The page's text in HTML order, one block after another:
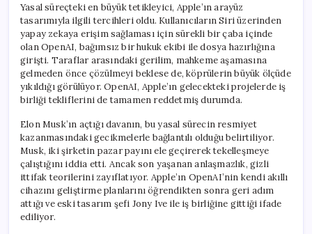
Yasal süreçteki en büyük tetikleyici, Apple’ın arayüz
tasarımıyla ilgili tercihleri oldu. Kullanıcıların Siri üzerinden
yapay zekaya erişim sağlaması için sürekli bir çaba içinde
olan OpenAI, bağımsız bir hukuk ekibi ile dosya hazırlığına
girişti. Taraflar arasındaki gerilim, mahkeme aşamasına
gelmeden önce çözülmeyi beklese de, köprülerin büyük ölçüde
yıkıldığı görülüyor. OpenAI, Apple’ın gelecekteki projelerde iş
birliği tekliflerini de tamamen reddetmiş durumda.
Elon Musk’ın açtığı davanın, bu yasal sürecin resmiyet
kazanmasındaki gecikmelerle bağlantılı olduğu belirtiliyor.
Musk, iki şirketin pazar payını ele geçirerek tekelleşmeye
çalıştığını iddia etti. Ancak son yaşanan anlaşmazlık, gizli
ittifak teorilerini zayıflatıyor. Apple’ın OpenAI’nin kendi akıllı
cihazını geliştirme planlarını öğrendikten sonra geri adım
attığı ve eski tasarım şefi Jony Ive ile iş birliğine gittiği ifade
ediliyor.